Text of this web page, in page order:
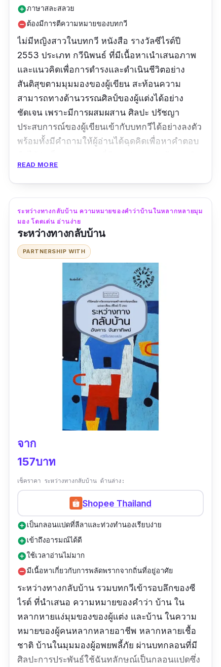
add_circleภาษาสละสลวย
remove_circleต้องมีการตีความหมายของบทกวี
ไม่มีหญิงสาวในบทกวี หนังสือ รางวัลซีไรต์ปี
2553 ประเภท กวีนิพนธ์ ที่มีเนื้อหาเนำเสนอภาพ
และแนวคิดเพื่อการดำรงและดำเนินชีวิตอย่าง
สันติสุขตามมุมมองของผู้เขียน สะท้อนความ
สามารถทางด้านวรรณศิลป์ของผู้แต่งได้อย่าง
ชัดเจน เพราะมีการผสมผสาน ศิลปะ ปรัชญา
ประสบการณ์ของผู้เขียนเข้ากับบทกวีได้อย่างลงตัว
พร้อมทั้งมีคำถามให้ผู้อ่านได้ฉุดคิดเพื่อหาคำตอบ
ๆ ค่ะ
ประเภท :กวีนิพนธ์
ผู้แต่ง :ซะการีย์ยา อมตยา
สำนักพิมพ์ :สำนักพิมพ์ 1001 ราตรี
ยังไม่พบรีวิว
READ MORE
ระหว่างทางกลับบ้าน ความหมายของคำว่าบ้านในหลากหลายมุม
มอง โดดเด่น อ่านง่าย
ระหว่างทางกลับบ้าน
PARTNERSHIP WITH
จาก
157บาท
เช็คราคา ระหว่างทางกลับบ้าน ด้านล่าง:
Shopee Thailand
add_circleเป็นกลอนแปดที่ลีลาและท่วงทำนองเรียบง่าย
add_circleเข้าถึงอารมณ์ได้ดี
add_circleใช้เวลาอ่านไม่มาก
remove_circleมีเนื้อหาเกี่ยวกับการพลัดพรากจากถิ่นที่อยู่อาศัย
ระหว่างทางกลับบ้าน รวมบทกวีเข้ารอบลึกของซี
ไรต์ ที่นำเสนอ ความหมายของคำว่า บ้าน ใน
หลากหายแง่มุมของของผู้แต่ง และบ้าน ในความ
หมายของผู้คนหลากหลายอาชีพ หลากหลายเชื้อ
ชาติ บ้านในมุมมองผู้อพยพลี้ภัย ผ่านบทกลอนที่มี
ศิลปะการประพันธ์ใช้ฉันทลักษณ์เป็นกลอนแปดซึ่ง